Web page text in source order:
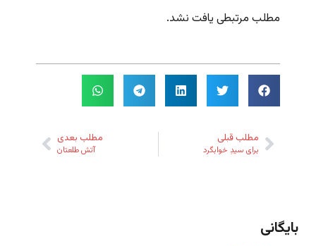
مطلب مرتبطی یافت نشد.
مطلب قبلی
برای سیدِ خوابگرد
مطلب بعدی
آتش طلعتان
بایگانی